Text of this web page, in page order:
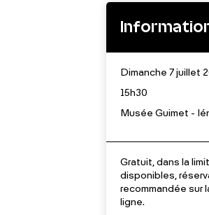
Dimanche 7 juillet
15h30
Musée Guimet -
Gratuit, dans la
disponibles,
recommandée sur
ligne.